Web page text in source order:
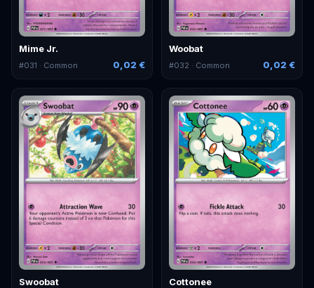
Mime Jr.
#031 · Common 0,02 €
Woobat
#032 · Common 0,02 €
Swoobat Cottonee